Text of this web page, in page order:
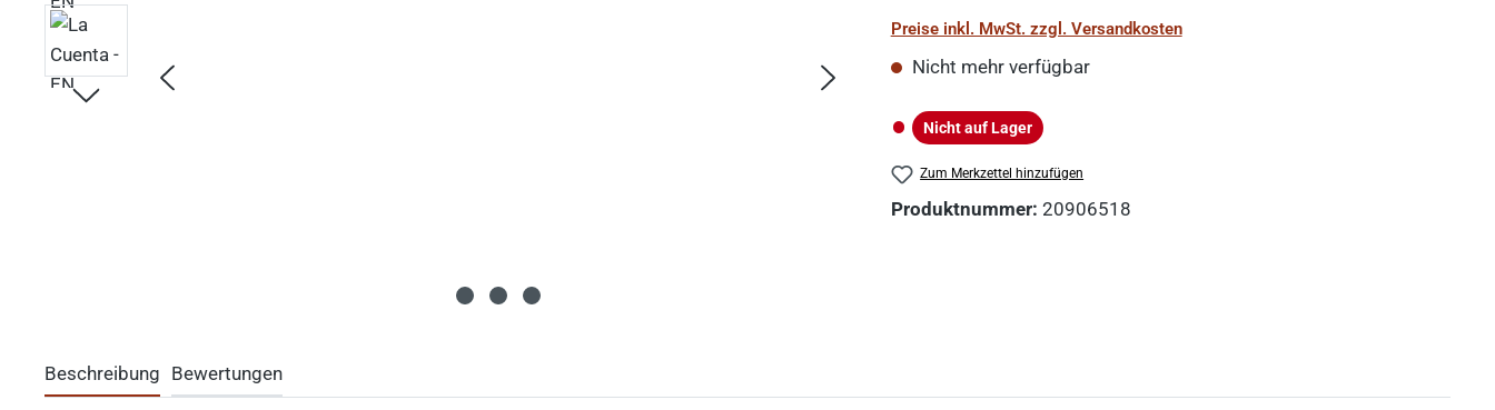
Preise inkl. MwSt. zzgl. Versandkosten
Nicht mehr verfügbar
Nicht auf Lager
Nicht auf Lager
Zum Merkzettel hinzufügen
Produktnummer: 20906518
Beschreibung Bewertungen